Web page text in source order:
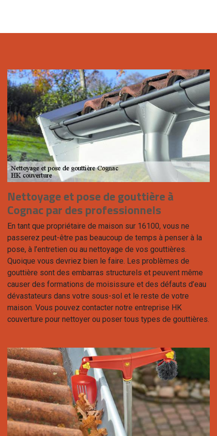
Nettoyage et pose de gouttière à
Cognac par des professionnels
En tant que propriétaire de maison sur 16100, vous ne
passerez peut-être pas beaucoup de temps à penser à la
pose, à l’entretien ou au nettoyage de vos gouttières.
Quoique vous devriez bien le faire. Les problèmes de
gouttière sont des embarras structurels et peuvent même
causer des formations de moisissure et des défauts d’eau
dévastateurs dans votre sous-sol et le reste de votre
maison. Vous pouvez contacter notre entreprise HK
couverture pour nettoyer ou poser tous types de gouttières.